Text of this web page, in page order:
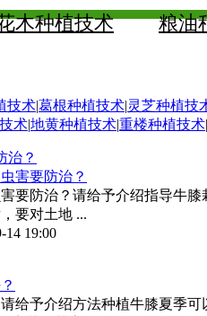
粮油
木种植技术
技术|葛根种植技术|灵芝种植技
术|地黄种植技术|重楼种植技术|
治？
要防治？请给予介绍指导牛
要对土地 ...
14 19:00
给予介绍方法种植牛膝夏